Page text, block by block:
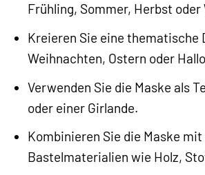
Frühling, Sommer, Herbst oder
Kreieren Sie eine thematische
Weihnachten, Ostern oder
Verwenden Sie die Maske als
oder einer Girlande.
Kombinieren Sie die Maske mit
Bastelmaterialien wie Holz,